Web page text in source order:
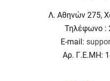
Λ. Αθηνών 275,
Τηλέφωνο :
E-mail:
Αρ. Γ.Ε.ΜΗ: